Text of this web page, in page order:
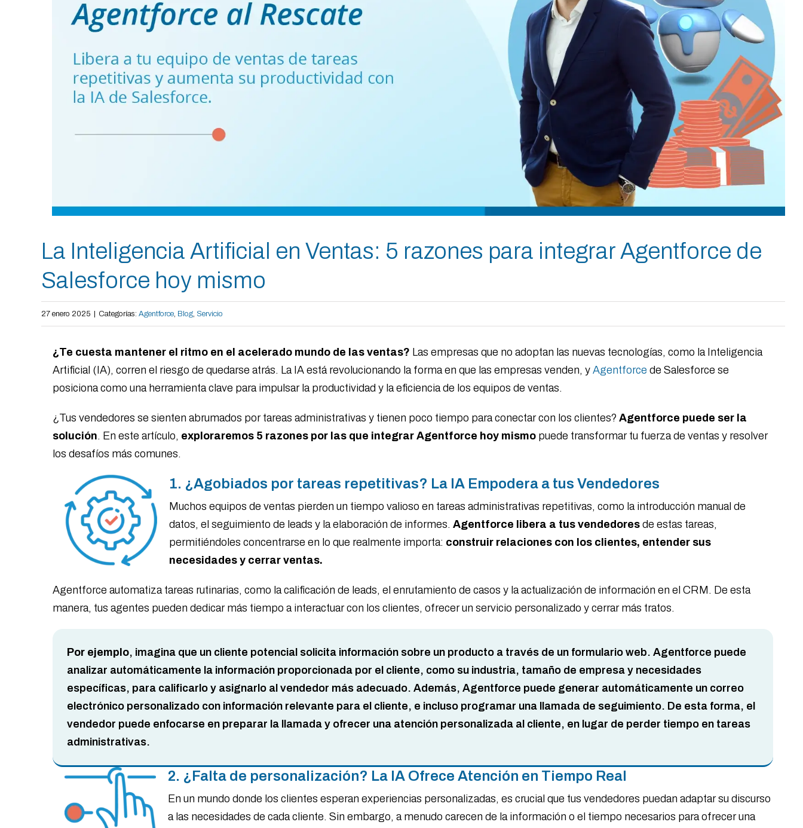
La Inteligencia Artificial en Ventas: 5 razones para integrar Agentforce de
Salesforce hoy mismo
27 enero 2025 Categorías: Agentforce, Blog, Servicio
¿Te cuesta mantener el ritmo en el acelerado mundo de las ventas? Las empresas que no adoptan las nuevas tecnologías, como la Inteligencia
Artificial (IA), corren el riesgo de quedarse atrás. La IA está revolucionando la forma en que las empresas venden, yAgentforce de Salesforce se
posiciona como una herramienta clave para impulsar la productividad y la eficiencia de los equipos de ventas.
¿Tus vendedores se sienten abrumados por tareas administrativas y tienen poco tiempo para conectar con los clientes?Agentforce puede ser la
solución. En este artículo, exploraremos 5 razones por las que integrar Agentforce hoy mismo puede transformar tu fuerza de ventas y resolver
los desafíos más comunes.
1. ¿Agobiados por tareas repetitivas? La IA Empodera a tus Vendedores
Muchos equipos de ventas pierden un tiempo valioso en tareas administrativas repetitivas, como la introducción manual de
datos, el seguimiento de leads y la elaboración de informes.Agentforce libera a tus vendedores de estas tareas,
permitiéndoles concentrarse en lo que realmente importa: construir relaciones con los clientes, entender sus
necesidades y cerrar ventas.
Agentforce automatiza tareas rutinarias, como la calificación de leads, el enrutamiento de casos y la actualización de información en el CRM. De esta
manera, tus agentes pueden dedicar más tiempo a interactuar con los clientes, ofrecer un servicio personalizado y cerrar más tratos.
Por ejemplo, imagina que un cliente potencial solicita información sobre un producto a través de un formulario web. Agentforce puede
analizar automáticamente la información proporcionada por el cliente, como su industria, tamaño de empresa y necesidades
específicas, para calificarlo y asignarlo al vendedor más adecuado. Además, Agentforce puede generar automáticamente un correo
electrónico personalizado con información relevante para el cliente, e incluso programar una llamada de seguimiento. De esta forma, el
vendedor puede enfocarse en preparar la llamada y ofrecer una atención personalizada al cliente, en lugar de perder tiempo en tareas
administrativas.
2. ¿Falta de personalización? La IA Ofrece Atención en Tiempo Real
En un mundo donde los clientes esperan experiencias personalizadas, es crucial que tus vendedores puedan adaptar su discurso
a las necesidades de cada cliente. Sin embargo, a menudo carecen de la información o el tiempo necesarios para ofrecer una